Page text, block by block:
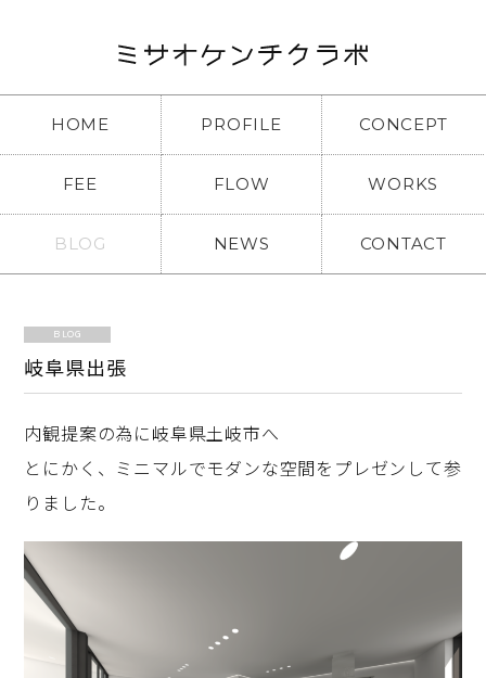
HOME PROFILE CONCEPT
FEE FLOW WORKS
BLOG NEWS CONTACT
BLOG
岐阜県出張
内観提案の為に岐阜県土岐市へ
とにかく、ミニマルでモダンな空間をプレゼンして参
りました。